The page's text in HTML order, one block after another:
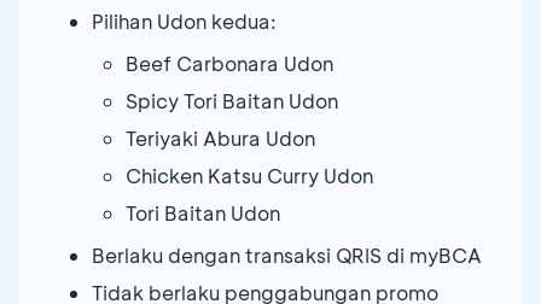
Pilihan Udon kedua:
Beef Carbonara Udon
Spicy Tori Baitan Udon
Teriyaki Abura Udon
Chicken Katsu Curry Udon
Tori Baitan Udon
Berlaku dengan transaksi QRIS di myBCA
Tidak berlaku penggabungan promo